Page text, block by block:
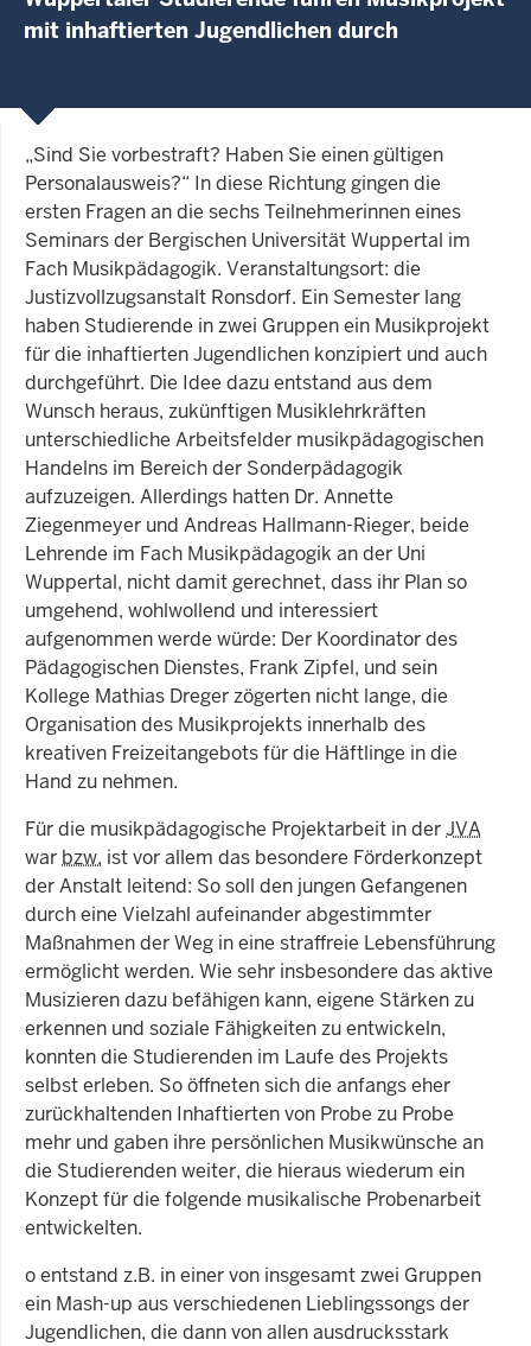
mit inhaftierten Jugendlichen durch
„Sind Sie vorbestraft? Haben Sie einen gültigen
Personalausweis?“ In diese Richtung gingen die
ersten Fragen an die sechs Teilnehmerinnen eines
Seminars der Bergischen Universität Wuppertal im
Fach Musikpädagogik. Veranstaltungsort: die
Justizvollzugsanstalt Ronsdorf. Ein Semester lang
haben Studierende in zwei Gruppen ein Musikprojekt
für die inhaftierten Jugendlichen konzipiert und auch
durchgeführt. Die Idee dazu entstand aus dem
Wunsch heraus, zukünftigen Musiklehrkräften
unterschiedliche Arbeitsfelder musikpädagogischen
Handelns im Bereich der Sonderpädagogik
aufzuzeigen. Allerdings hatten Dr. Annette
Ziegenmeyer und Andreas Hallmann-Rieger, beide
Lehrende im Fach Musikpädagogik an der Uni
Wuppertal, nicht damit gerechnet, dass ihr Plan so
umgehend, wohlwollend und interessiert
aufgenommen werde würde: Der Koordinator des
Pädagogischen Dienstes, Frank Zipfel, und sein
Kollege Mathias Dreger zögerten nicht lange, die
Organisation des Musikprojekts innerhalb des
kreativen Freizeitangebots für die Häftlinge in die
Hand zu nehmen.
Für die musikpädagogische Projektarbeit in derJVA
war bzw. ist vor allem das besondere Förderkonzept
der Anstalt leitend: So soll den jungen Gefangenen
durch eine Vielzahl aufeinander abgestimmter
Maßnahmen der Weg in eine straffreie Lebensführung
ermöglicht werden. Wie sehr insbesondere das aktive
Musizieren dazu befähigen kann, eigene Stärken zu
erkennen und soziale Fähigkeiten zu entwickeln,
konnten die Studierenden im Laufe des Projekts
selbst erleben. So öffneten sich die anfangs eher
zurückhaltenden Inhaftierten von Probe zu Probe
mehr und gaben ihre persönlichen Musikwünsche an
die Studierenden weiter, die hieraus wiederum ein
Konzept für die folgende musikalische Probenarbeit
entwickelten.
o entstand z.B. in einer von insgesamt zwei Gruppen
ein Mash-up aus verschiedenen Lieblingssongs der
Jugendlichen, die dann von allen ausdrucksstark